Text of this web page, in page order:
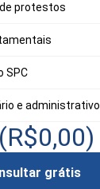
protestos
SPC
e administrativo
(R$0,00)
grátis